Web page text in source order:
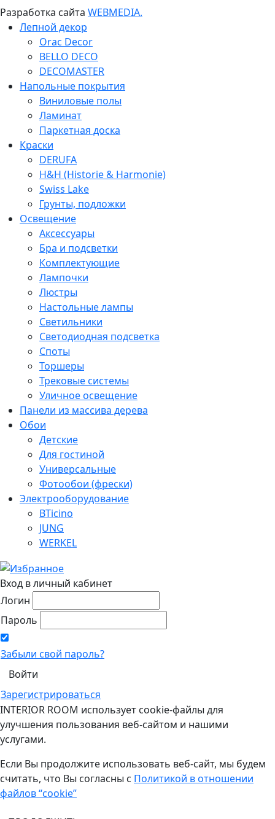
Разработка сайта WEBMEDIA.
Лепной декор
Orac Decor
BELLO DECO
DECOMASTER
Напольные покрытия
Виниловые полы
Ламинат
Паркетная доска
Краски
DERUFA
H&H (Historie & Harmonie)
Swiss Lake
Грунты, подложки
Освещение
Аксессуары
Бра и подсветки
Комплектующие
Лампочки
Люстры
Настольные лампы
Светильники
Светодиодная подсветка
Споты
Торшеры
Трековые системы
Уличное освещение
Панели из массива дерева
Обои
Детские
Для гостиной
Универсальные
Фотообои (фрески)
Электрооборудование
BTicino
JUNG
WERKEL
Вход в личный кабинет
Логин
Пароль
Забыли свой пароль?
Зарегистрироваться
INTERIOR ROOM использует cookie-файлы для
улучшения пользования веб-сайтом и нашими
услугами.
Если Вы продолжите использовать веб-сайт, мы будем
считать, что Вы согласны с Политикой в отношении
файлов “cookie”